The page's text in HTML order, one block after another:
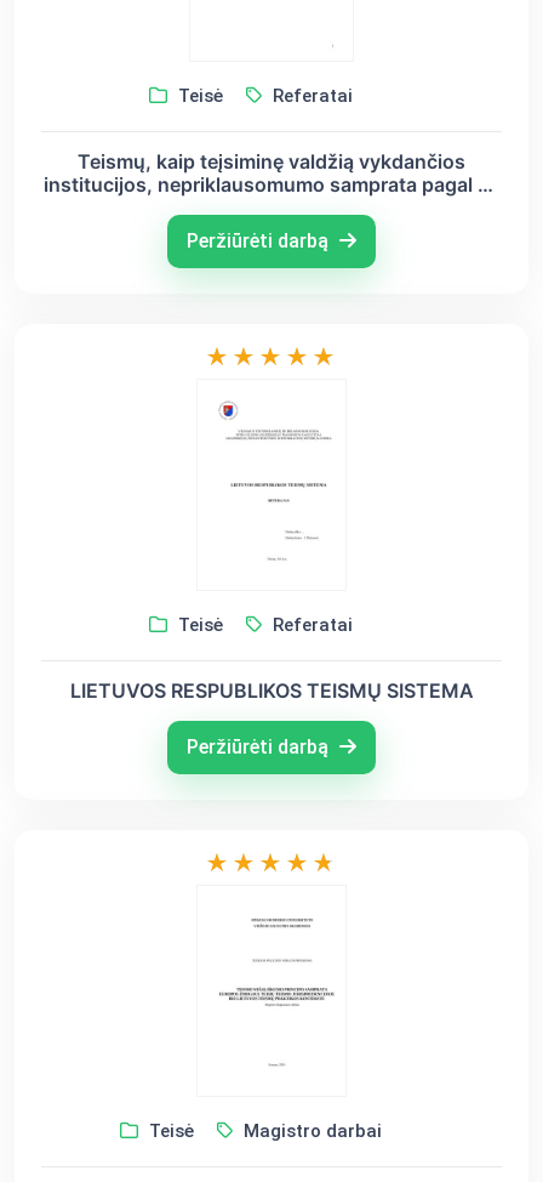
Teisė Referatai
Teismų, kaip teįsiminę valdžią vykdančios
institucijos, nepriklausomumo samprata pagal LR
jurisprudenciją
Peržiūrėti darbą
Teisė Referatai
LIETUVOS RESPUBLIKOS TEISMŲ SISTEMA
Peržiūrėti darbą
Teisė Magistro darbai